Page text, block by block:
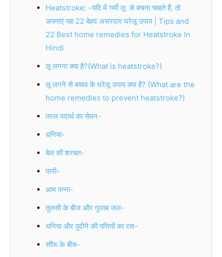
Heatstroke: -यदि में गर्मी लू से बचना चाहते हैं, तो
अपनाएं यह 22 बेहद असरदार घरेलू उपाय | Tips and
22 Best home remedies for Heatstroke In
Hindi
लू लगना क्या है?(What is heatstroke?)
लू लगने से बचाव के घरेलू उपाय क्या है? (What are the
home remedies to prevent heatstroke?)
तरल पदार्थ का सेवन-
धनिया-
बेल की शरबत-
पानी-
आम पन्ना-
तुलसी के बीज और गुलाब जल-
धनिया और पुदीने की पत्तियों का रस-
सौंफ के बीच-